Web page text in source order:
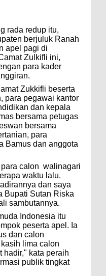
rada redup itu,
berjuluk Ranah
apel pagi di
Zulkifli ini,
para kader
Zukkifli beserta
para pegawai kantor
dan kepala
bersama petugas
bersama
para
Bamus dan anggota
calon walinagari
waktu lalu.
dan saya
Bupati Sutan Riska
sambutannya.
Indonesia itu
peserta apel. Ia
dan calon
lima calon
hadir," kata peraih
publik tingkat